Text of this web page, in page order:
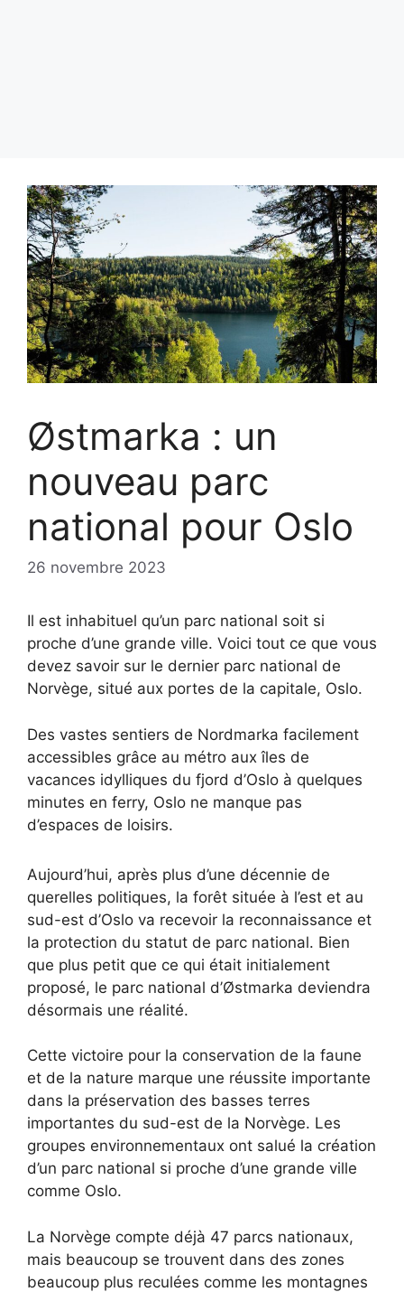
Østmarka : un
nouveau parc
national pour Oslo
26 novembre 2023
Il est inhabituel qu’un parc national soit si
proche d’une grande ville. Voici tout ce que vous
devez savoir sur le dernier parc national de
Norvège, situé aux portes de la capitale, Oslo.
Des vastes sentiers de Nordmarka facilement
accessibles grâce au métro aux îles de
vacances idylliques du fjord d’Oslo à quelques
minutes en ferry, Oslo ne manque pas
d’espaces de loisirs.
Aujourd’hui, après plus d’une décennie de
querelles politiques, la forêt située à l’est et au
sud-est d’Oslo va recevoir la reconnaissance et
la protection du statut de parc national. Bien
que plus petit que ce qui était initialement
proposé, le parc national d’Østmarka deviendra
désormais une réalité.
Cette victoire pour la conservation de la faune
et de la nature marque une réussite importante
dans la préservation des basses terres
importantes du sud-est de la Norvège. Les
groupes environnementaux ont salué la création
d’un parc national si proche d’une grande ville
comme Oslo.
La Norvège compte déjà 47 parcs nationaux,
mais beaucoup se trouvent dans des zones
beaucoup plus reculées comme les montagnes